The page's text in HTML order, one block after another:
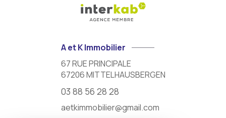
A et K Immobilier
67 RUE PRINCIPALE
67206MITTELHAUSBERGEN
03 88 56 28 28
aetkimmobilier@gmail.com